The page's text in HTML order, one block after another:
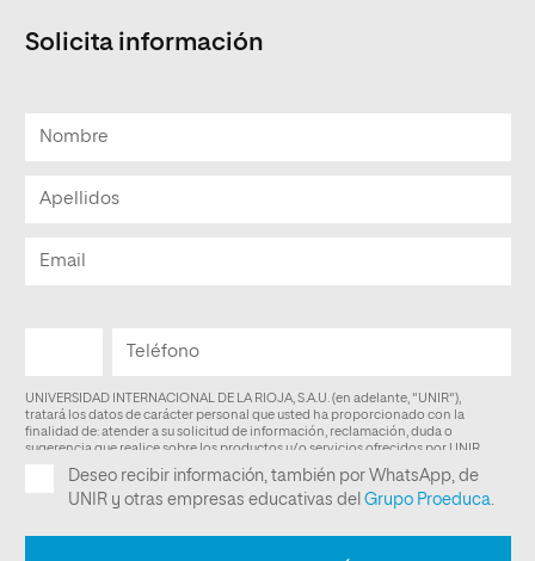
Solicita información